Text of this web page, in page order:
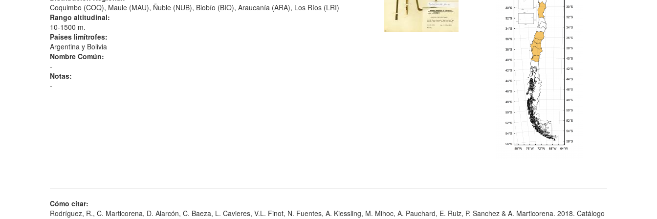
Coquimbo (COQ), Maule (MAU), Ñuble (NUB), Biobío (BIO), Araucanía (ARA), Los Ríos (LRI)
Rango altitudinal:
10-1500 m.
Paises limítrofes:
Argentina y Bolivia
Nombre Común:
-
Notas:
-
Cómo citar:
Rodríguez, R., C. Marticorena, D. Alarcón, C. Baeza, L. Cavieres, V.L. Finot, N. Fuentes, A. Kiessling, M. Mihoc, A. Pauchard, E. Ruiz, P. Sanchez & A. Marticorena. 2018. Catálogo